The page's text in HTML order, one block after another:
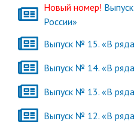
Новый номер!
России»
Выпуск № 15. «В
Выпуск № 14. «В
Выпуск № 13. «В
Выпуск № 12. «В